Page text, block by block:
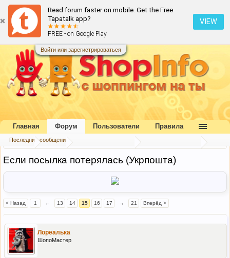
Read forum faster on mobile. Get the Free
Tapatalk app?
FREE - on Google Play
VIEW
Войти или зарегистрироваться
Главная Форум
Если посылка потерялась (Укрпошта)
< Назад 1 ← 13 14 15 16 17 → 21 Вперёд >
Лореалька
ШопоМастер
Главная Форум
Последние сообщения
Пользователи Правила